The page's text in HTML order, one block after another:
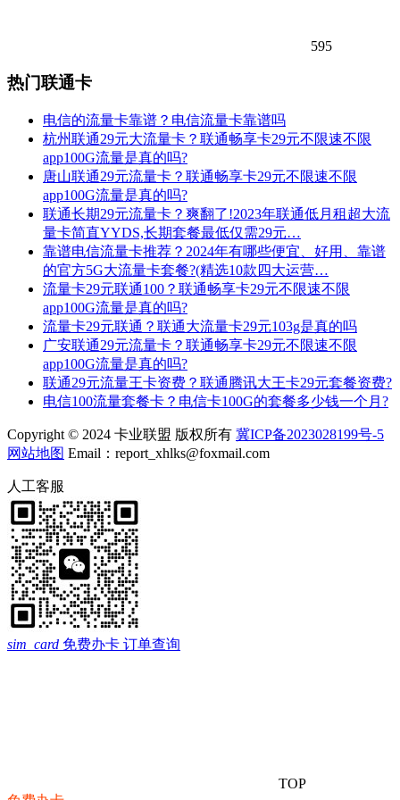
595
热门联通卡
电信的流量卡靠谱？电信流量卡靠谱吗
杭州联通29元大流量卡？联通畅享卡29元不限速不限
app100G流量是真的吗?
唐山联通29元流量卡？联通畅享卡29元不限速不限
app100G流量是真的吗?
联通长期29元流量卡？爽翻了!2023年联通低月租超大流
量卡简直YYDS,长期套餐最低仅需29元…
靠谱电信流量卡推荐？2024年有哪些便宜、好用、靠谱
的官方5G大流量卡套餐?(精选10款四大运营…
流量卡29元联通100？联通畅享卡29元不限速不限
app100G流量是真的吗?
流量卡29元联通？联通大流量卡29元103g是真的吗
广安联通29元流量卡？联通畅享卡29元不限速不限
app100G流量是真的吗?
联通29元流量王卡资费？联通腾讯大王卡29元套餐资费?
电信100流量套餐卡？电信卡100G的套餐多少钱一个月?
Copyright © 2024 卡业联盟 版权所有 冀ICP备2023028199号-5
网站地图 Email：report_xhlks@foxmail.com
人工客服
sim_card 免费办卡 订单查询
TOP